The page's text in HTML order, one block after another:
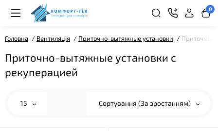
0
Головна Вентиляція Приточно-вытяжные установки Приточно-
Приточно-вытяжные установки с
рекуперацией
15 Сортування (За зростанням)